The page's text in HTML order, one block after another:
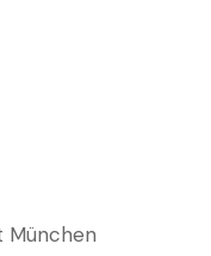
München